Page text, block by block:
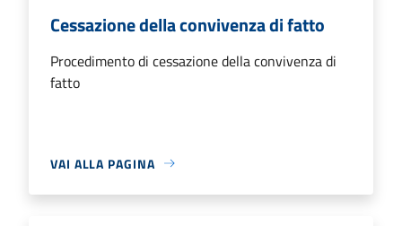
Cessazione della convivenza di fatto
Procedimento di cessazione della convivenza di
fatto
VAI ALLA PAGINA